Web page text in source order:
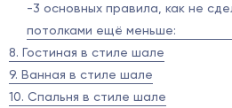
-3 основных правила, как не
потолками ещё меньше:
8. Гостиная в стиле шале
9. Ванная в стиле шале
10. Спальня в стиле шале